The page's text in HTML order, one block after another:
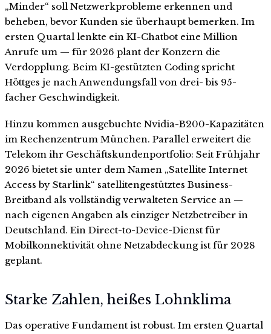
„Minder“ soll Netzwerkprobleme erkennen und
beheben, bevor Kunden sie überhaupt bemerken. Im
ersten Quartal lenkte ein KI-Chatbot eine Million
Anrufe um — für 2026 plant der Konzern die
Verdopplung. Beim KI-gestützten Coding spricht
Höttges je nach Anwendungsfall von drei- bis 95-
facher Geschwindigkeit.
Hinzu kommen ausgebuchte Nvidia-B200-Kapazitäten
im Rechenzentrum München. Parallel erweitert die
Telekom ihr Geschäftskundenportfolio: Seit Frühjahr
2026 bietet sie unter dem Namen „Satellite Internet
Access by Starlink“ satellitengestütztes Business-
Breitband als vollständig verwalteten Service an —
nach eigenen Angaben als einziger Netzbetreiber in
Deutschland. Ein Direct-to-Device-Dienst für
Mobilkonnektivität ohne Netzabdeckung ist für 2028
geplant.
Starke Zahlen, heißes Lohnklima
Das operative Fundament ist robust. Im ersten Quartal